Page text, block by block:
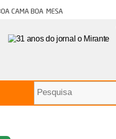
cama boa mesa